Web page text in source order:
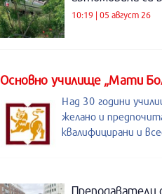
10:19 | 05 август 26
Основно училище „Мати
Над 30 години
желано и
квалифицирани и